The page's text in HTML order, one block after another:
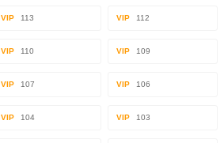
VIP 113 VIP 112
VIP 110 VIP 109
VIP 107 VIP 106
VIP 104 VIP 103